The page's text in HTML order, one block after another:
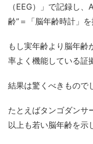
（EEG）」で記録し
齢”＝「脳年齢時計」を
もし実年齢より脳年齢
率よく機能している証
結果は驚くべきもので
たとえばタンゴダンサ
以上も若い脳年齢を示